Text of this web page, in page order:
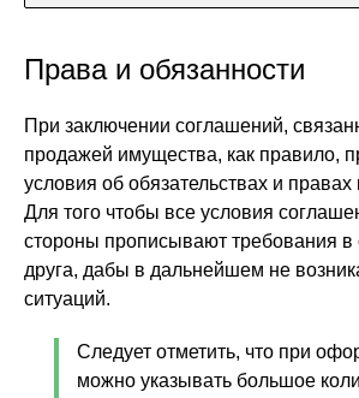
Права и обязанности
При заключении соглашений,
продажей имущества, как правило,
условия об обязательствах и правах
Для того чтобы все условия
стороны прописывают требования в
друга, дабы в дальнейшем не
ситуаций.
Следует отметить, что при
можно указывать большое